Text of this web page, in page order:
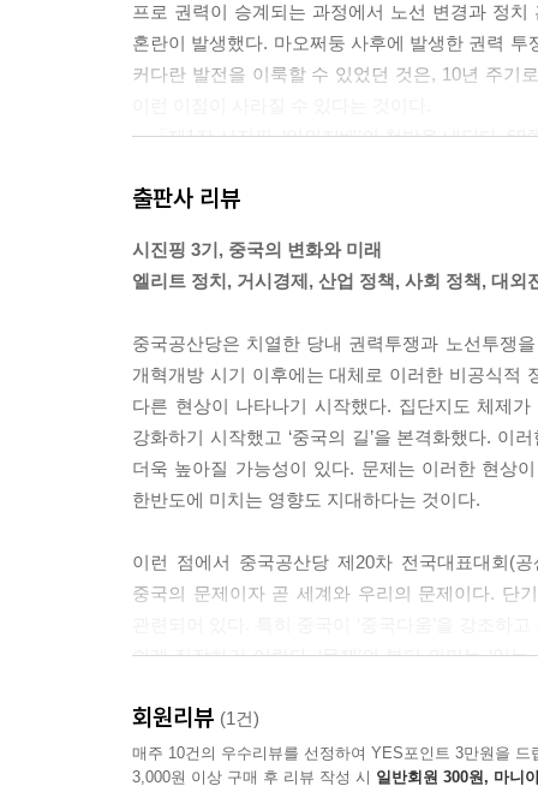
프로 권력이 승계되는 과정에서 노선 변경과 정
혼란이 발생했다. 마오쩌둥 사후에 발생한 권력
커다란 발전을 이룩할 수 있었던 것은, 10년 주기
---「제1장 시진핑, ‘일인지배’의 첫발을 내딛다, 69
중국은 이제 2049년 사회주의 현대화 강국으로
제들도 다루어야 한다. 중국은 우선 성장 전략으
을 중심으로 국제대순환을 촉진하면서 미중 경쟁
의 성패는 미래 중국의 모습을 좌우할 것이다.
---「제2장 시진핑 집권 3기, 중국경제는 어디로 가
그러나 중국의 노골적인 기술독립 추구는 이 균
지기 때문이다. 게다가 중국으로 인해 일자리를
게 만들었다. 결국 중국은 이제껏 공격적으로 진
중국의 오늘날 상황은 업적이 위기가 되었다고 할
---「제3장 중국의 경제안보형 산업 정책의 양상,
현재의 통제 기제로는 국가와 사회의 인민을 제대
제를 불신하고 거부하는 상황이 오기 전까지는,
출판사 리뷰
시진핑 3기, 중국의 변화와 미래
엘리트 정치, 거시경제, 산업 정책, 사회 정책, 대
중국공산당은 치열한 당내 권력투쟁과 노선투쟁
개혁개방 시기 이후에는 대체로 이러한 비공식적
다른 현상이 나타나기 시작했다. 집단지도 체제
강화하기 시작했고 ‘중국의 길’을 본격화했다. 이
더욱 높아질 가능성이 있다. 문제는 이러한 현상
한반도에 미치는 영향도 지대하다는 것이다.
이런 점에서 중국공산당 제20차 전국대표대회(
중국의 문제이자 곧 세계와 우리의 문제이다. 단
쉽게 짐작하기 어렵다. ‘문제’의 본디 의미는 ‘있
찾아가는 과정이자 다양한 학문 분야와 이슈 영역
‘공산당이 모든 것을 결정한다’
회원리뷰 (1건)
매주 10건의 우수리뷰를 선정하여 YES포인트 3만원을 드
3,000원 이상 구매 후 리뷰 작성 시 일반회원 300원, 마니